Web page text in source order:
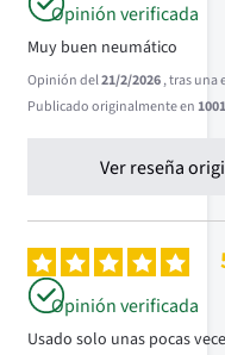
Opinión verificada
Muy buen neumático
Opinión del21/2/2026, tras una
Publicado originalmente en
Ver reseña
Opinión verificada
Usado solo unas pocas